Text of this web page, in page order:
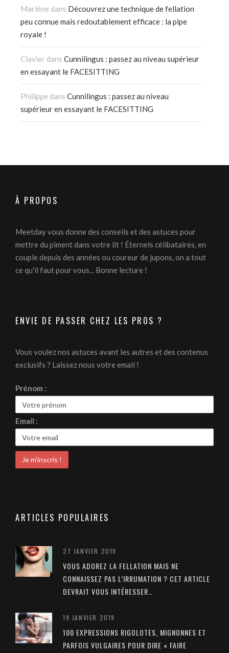
Marléne dans Découvrez une technique de fellation
peu connue mais redoutablement efficace : la pipe
royale !
Clavier dans Cunnilingus : passez au niveau supérieur
en essayant le FACESITTING
Philippe dans Cunnilingus : passez au niveau
supérieur en essayant le FACESITTING
À PROPOS
Meetday vous donne des conseils et des astuces pour
mettre du piment dans votre lit ! Éternels célibataires, en
couple depuis des années ou coureur de jupons, on a tout
ce qu'il faut pour vous... Bonne lecture !
ENVIE DE PASSER CHEZ LES PROS ?
Vous voulez nos astuces avant les autres et des contenus
exclusifs ? Laissez nous votre email !
Prénom :
Email :
ARTICLES POPULAIRES
27 JANVIER 2019
VOUS ADOREZ LA FELLATION MAIS NE
CONNAISSEZ PAS L’IRRUMATION ? CET ARTICLE
DEVRAIT VOUS INTÉRESSER…
19 JANVIER 2019
100 EXPRESSIONS RIGOLOTES, MIGNONNES ET
PARFOIS VULGAIRES POUR DIRE « FAIRE